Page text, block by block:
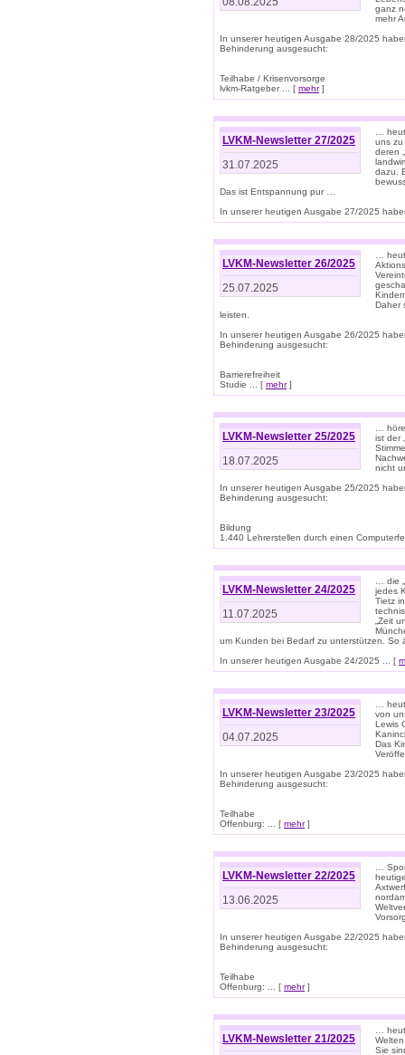
ganz
mehr
In unserer heutigen Ausgabe 28/2025
Behinderung ausgesucht:
Teilhabe / Krisenvorsorge
lvkm-Ratgeber ... [ mehr]
LVKM-Newsletter 27/2025
31.07.2025
…
uns zu
deren
dazu.
Das ist Entspannung pur …
In unserer heutigen Ausgabe 27/2025
LVKM-Newsletter 26/2025
25.07.2025
…
Daher
leisten.
In unserer heutigen Ausgabe 26/2025
Behinderung ausgesucht:
Barrierefreiheit
Studie ... [ mehr]
LVKM-Newsletter 25/2025
18.07.2025
…
ist der
nicht
In unserer heutigen Ausgabe 25/2025
Behinderung ausgesucht:
Bildung
1.440 Lehrerstellen durch einen
LVKM-Newsletter 24/2025
11.07.2025
… die
jedes
Tietz
„Zeit
um Kunden bei Bedarf zu unterstützen.
In unserer heutigen Ausgabe 24/2025 ... [
LVKM-Newsletter 23/2025
04.07.2025
…
von
Lewis
Das
In unserer heutigen Ausgabe 23/2025
Behinderung ausgesucht:
Teilhabe
Offenburg: ... [ mehr]
LVKM-Newsletter 22/2025
13.06.2025
…
In unserer heutigen Ausgabe 22/2025
Behinderung ausgesucht:
Teilhabe
Offenburg: ... [ mehr]
LVKM-Newsletter 21/2025
…
Sie